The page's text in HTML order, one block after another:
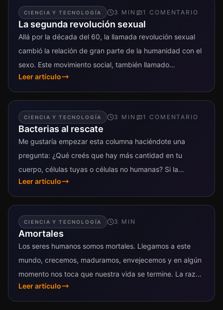
CIENCIA Y TECNOLOGÍA 3 MIN 1 COMENTARIO
La segunda revolución sexual
Allá por la década del 60, la llamada revolución sexual
cambió la relación de gran parte de la humanidad con el
sexo. Este movimiento social, también llamado
liberación...
Leer artículo
CIENCIA Y TECNOLOGÍA 3 MIN 1 COMENTARIO
Bacterias al rescate
Me gustaría empezar esta columna haciéndote una
pregunta: ¿Qué creés que hay más cantidad en tu
cuerpo, células tuyas o células no humanas? Si la
pregunta te resultó...
Leer artículo
CIENCIA Y TECNOLOGÍA 3 MIN
Amortales
Los seres humanos somos mortales. Llegamos a este
mundo, crecemos, maduramos, envejecemos y en algún
momento nos toca que nuestra vida se termine. La razón
biológica por la...
Leer artículo